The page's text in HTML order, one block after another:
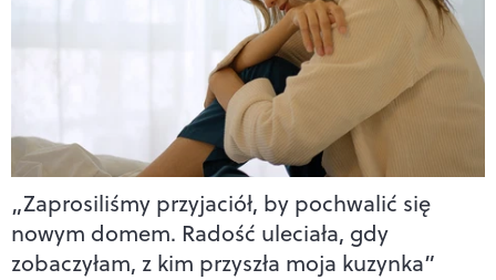
„Zaprosiliśmy przyjaciół, by pochwalić się
nowym domem. Radość uleciała, gdy
zobaczyłam, z kim przyszła moja kuzynka”